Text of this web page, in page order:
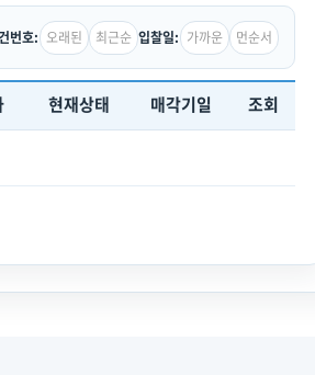
번호: 오래된 최근순 입찰일: 가까운 먼순서
현재상태 매각기일 조회